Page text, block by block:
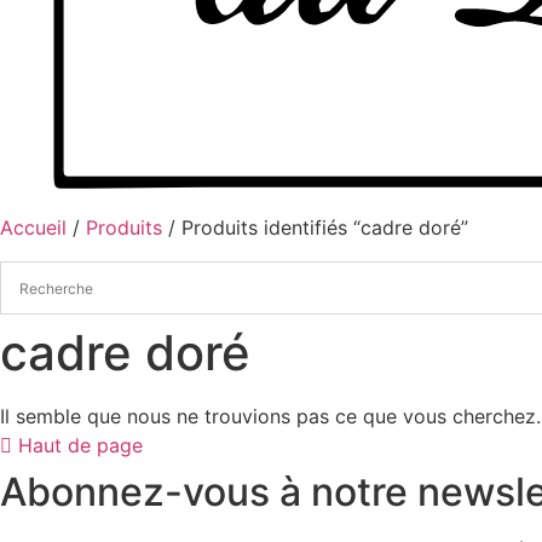
Accueil / Produits / Produits identifiés “cadre doré”
cadre doré
Il semble que nous ne trouvions pas ce que vous cherchez.
Haut de page
Abonnez-vous à notre